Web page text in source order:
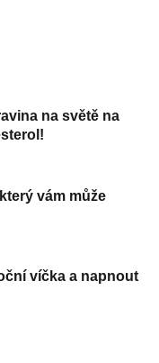
na světě na
vám může
víčka a napnout